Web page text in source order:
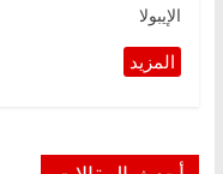
الإيبولا